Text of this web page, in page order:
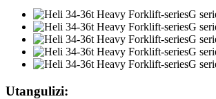
Utangulizi: